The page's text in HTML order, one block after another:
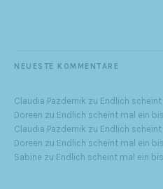
NEUESTE KOMMENTARE
Claudia Pazdernik zu Endlich
Doreen zu Endlich scheint mal ein
Claudia Pazdernik zu Endlich
Doreen zu Endlich scheint mal ein
Sabine zu Endlich scheint mal ein